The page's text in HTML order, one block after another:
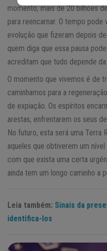
momento, mais de 20 bilhões
para reencarnar. O tempo
evolução que fizeram depois
quem diga que essa pausa
acreditam que tudo depende
O momento que vivemos é de
caminhamos para a
de expiação. Os espíritos
arestas, enfrentarem os seus
No futuro, esta será uma Terra
aqueles que obtiverem um
com que exista uma certa
ainda tem um longo caminho a
Leia também: Sinais da
identifica-los